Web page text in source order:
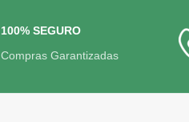
100% SEGURO
Compras Garantizadas